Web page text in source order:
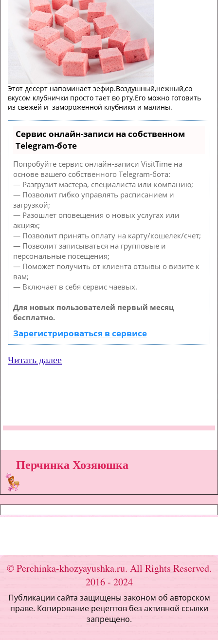
Этот десерт напоминает зефир.Воздушный,нежный,со
вкусом клубнички просто тает во рту.Его можно готовить
из свежей и замороженной клубники и малины.
Сервис онлайн-записи на собственном
Telegram-боте
Попробуйте сервис онлайн-записи VisitTime на
основе вашего собственного Telegram-бота:
— Разгрузит мастера, специалиста или компанию;
— Позволит гибко управлять расписанием и
загрузкой;
— Разошлет оповещения о новых услугах или
акциях;
— Позволит принять оплату на карту/кошелек/счет;
— Позволит записываться на групповые и
персональные посещения;
— Поможет получить от клиента отзывы о визите к
вам;
— Включает в себя сервис чаевых.
Для новых пользователей первый месяц
бесплатно.
Зарегистрироваться в сервисе
Читать далее
Перчинка Хозяюшка
© Perchinka-khozyayushka.ru. All Rights Reserved.
2016 - 2024
Публикации сайта защищены законом об авторском
праве. Копирование рецептов без активной ссылки
запрещено.